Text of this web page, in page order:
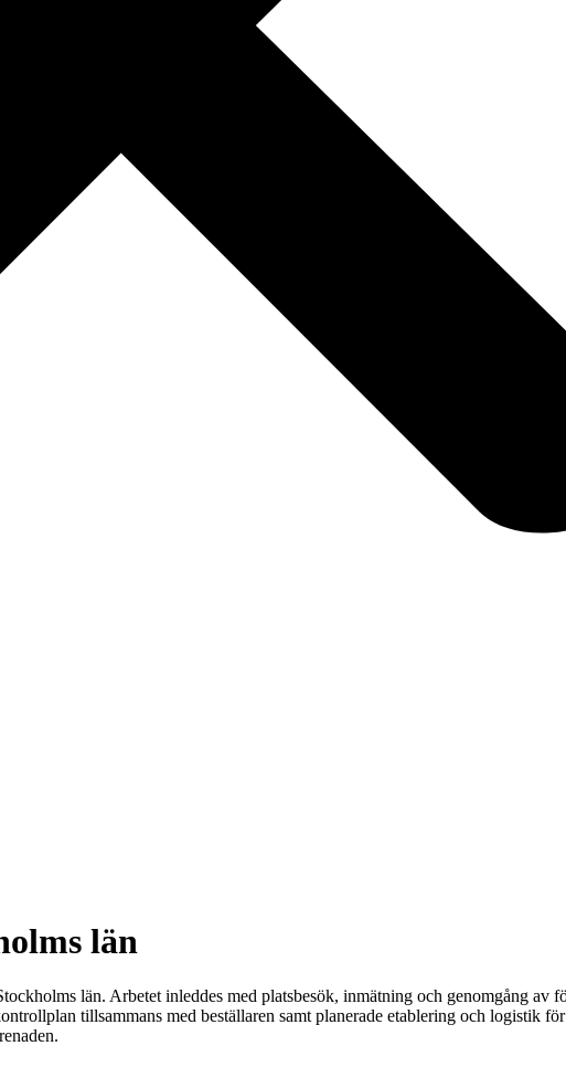
län
län. Arbetet inleddes med platsbesök, inmätning och genomgång av
tillsammans med beställaren samt planerade etablering och logistik